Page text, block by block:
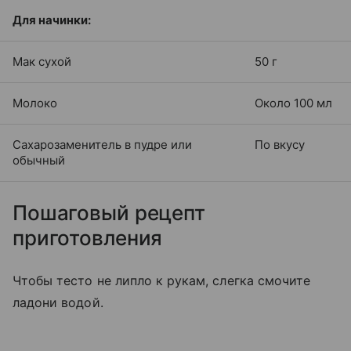
Для начинки:
Мак сухой 50 г
Молоко Около 100 мл
Сахарозаменитель в пудре или
обычный
По вкусу
Пошаговый рецепт
приготовления
Чтобы тесто не липло к рукам, слегка смочите
ладони водой.